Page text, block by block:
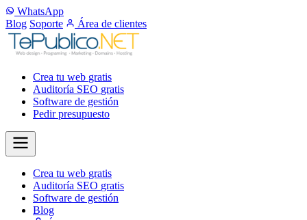
WhatsApp
Blog Soporte Área de clientes
Crea tu web gratis
Auditoría SEO gratis
Software de gestión
Pedir presupuesto
Crea tu web gratis
Auditoría SEO gratis
Software de gestión
Blog